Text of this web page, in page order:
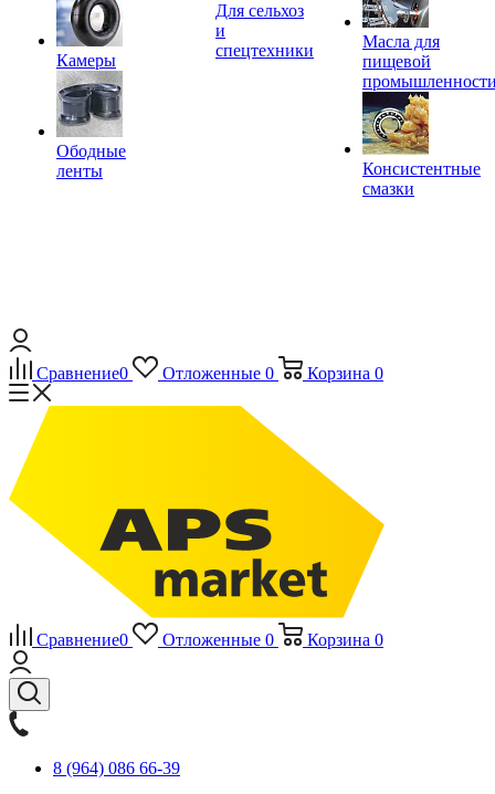
Камеры
Ободные
ленты
Для сельхоз
и
спецтехники
Масла для
пищевой
Консистентные
смазки
Сравнение0 Отложенные 0 Корзина 0
Сравнение0 Отложенные 0 Корзина 0
8 (964) 086 66-39